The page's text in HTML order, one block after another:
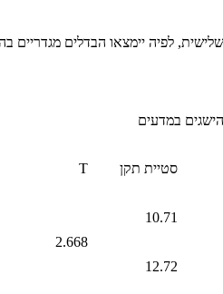
סטיית תקן T
10.71
2.668
12.72